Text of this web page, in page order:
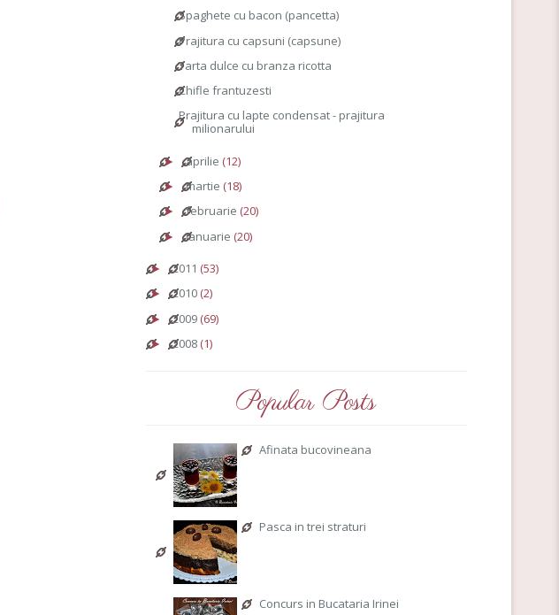
Spaghete cu bacon (pancetta)
Prajitura cu capsuni (capsune)
Tarta dulce cu branza ricotta
Chifle frantuzesti
Prajitura cu lapte condensat - prajitura
milionarului
► aprilie (12)
► martie (18)
► februarie (20)
► ianuarie (20)
► 2011 (53)
► 2010 (2)
► 2009 (69)
► 2008 (1)
Popular Posts
Afinata bucovineana
Pasca in trei straturi
Concurs in Bucataria Irinei